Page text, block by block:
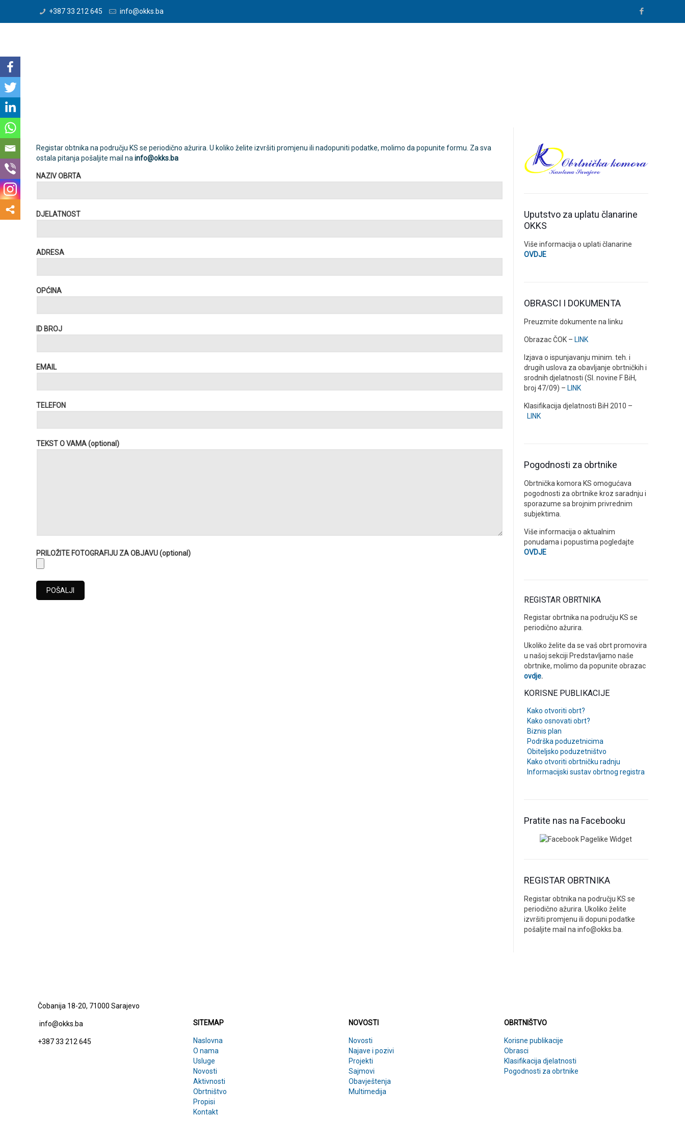
+387 33 212 645 info@okks.ba
Registar obtnika na području KS se periodično ažurira. U koliko želite izvršiti promjenu ili nadopuniti podatke, molimo da popunite formu. Za sva
ostala pitanja pošaljite mail nainfo@okks.ba
NAZIV OBRTA
DJELATNOST
ADRESA
OPĆINA
ID BROJ
EMAIL
TELEFON
TEKST O VAMA (optional)
PRILOŽITE FOTOGRAFIJU ZA OBJAVU (optional)
Uputstvo za uplatu članarine
OKKS
Više informacija o uplati članarine
OVDJE
OBRASCI I DOKUMENTA
Preuzmite dokumente na linku
Obrazac ČOK – LINK
Izjava o ispunjavanju minim. teh. i
drugih uslova za obavljanje obrtničkih i
srodnih djelatnosti (Sl. novine F BiH,
broj 47/09) – LINK
Klasifikacija djelatnosti BiH 2010 –
LINK
Pogodnosti za obrtnike
Obrtnička komora KS omogućava
pogodnosti za obrtnike kroz saradnju i
sporazume sa brojnim privrednim
subjektima.
Više informacija o aktualnim
ponudama i popustima pogledajte
OVDJE
REGISTAR OBRTNIKA
Registar obrtnika na području KS se
periodično ažurira.
Ukoliko želite da se vaš obrt promovira
u našoj sekciji Predstavljamo naše
obrtnike, molimo da popunite obrazac
ovdje.
KORISNE PUBLIKACIJE
Kako otvoriti obrt?
Kako osnovati obrt?
Biznis plan
Podrška poduzetnicima
Obiteljsko poduzetništvo
Kako otvoriti obrtničku radnju
Informacijski sustav obrtnog registra
Pratite nas na Facebooku
REGISTAR OBRTNIKA
Registar obtnika na području KS se
periodično ažurira. Ukoliko želite
izvršiti promjenu ili dopuni podatke
pošaljite mail na info@okks.ba.
Čobanija 18-20, 71000 Sarajevo
info@okks.ba
+387 33 212 645
SITEMAP
Naslovna
O nama
Usluge
Novosti
Aktivnosti
Obrtništvo
Propisi
Kontakt
NOVOSTI
Novosti
Najave i pozivi
Projekti
Sajmovi
Obavještenja
Multimedija
OBRTNIŠTVO
Korisne publikacije
Obrasci
Klasifikacija djelatnosti
Pogodnosti za obrtnike